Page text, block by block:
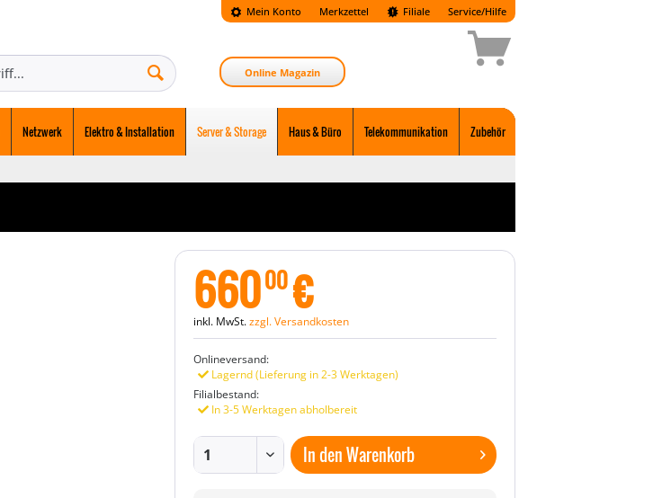
Mein Konto Merkzettel Filiale Service/Hilfe
Online Magazin
Netzwerk Elektro & Installation Server & Storage Haus & Büro Telekommunikation Zubehör
66000€
inkl. MwSt.zzgl. Versandkosten
Onlineversand:
Lagernd (Lieferung in 2-3 Werktagen)
Filialbestand:
In 3-5 Werktagen abholbereit
In denWarenkorb